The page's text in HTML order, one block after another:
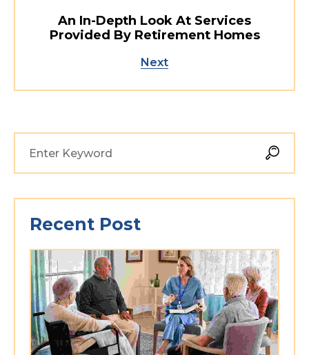
Next
An In-Depth Look At Services
Provided By Retirement Homes
Recent Post